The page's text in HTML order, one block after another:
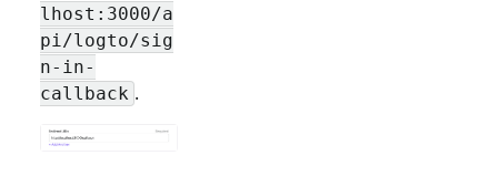
lhost:3000/a
pi/logto/sig
n-in-
callback .